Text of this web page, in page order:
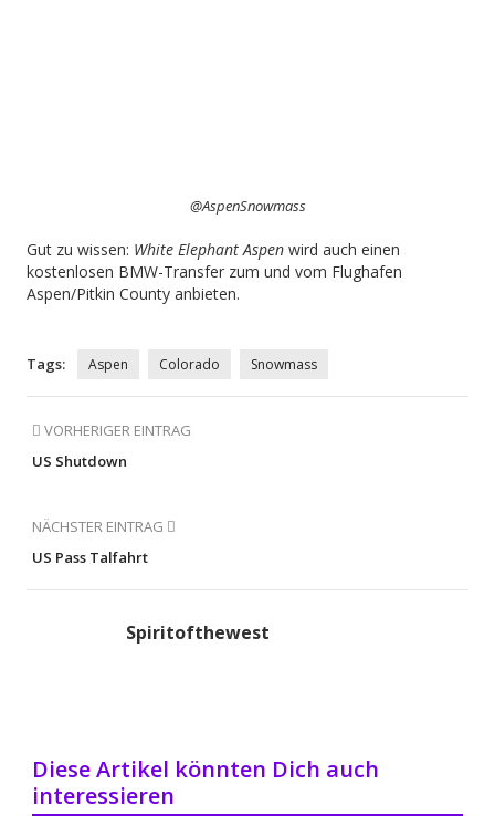
@AspenSnowmass
Gut zu wissen: White Elephant Aspen wird auch einen
kostenlosen BMW-Transfer zum und vom Flughafen
Aspen/Pitkin County anbieten.
Tags: Aspen Colorado Snowmass
VORHERIGER EINTRAG
US Shutdown
NÄCHSTER EINTRAG
US Pass Talfahrt
Spiritofthewest
Diese Artikel könnten Dich auch
interessieren